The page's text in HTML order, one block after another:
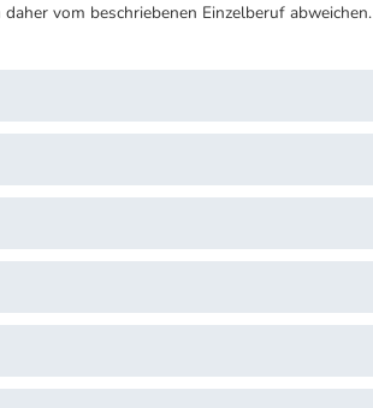
vom beschriebenen Einzelberuf abweichen.